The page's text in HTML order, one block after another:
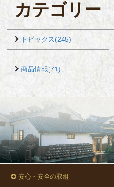
カテゴリー
トピックス(245)
商品情報(71)
安心・安全の取組